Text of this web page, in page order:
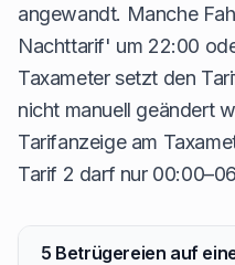
angewandt. Manche
Nachttarif' um 22:00
Taxameter setzt den
nicht manuell geändert
Tarifanzeige am
Tarif 2 darf nur
5 Betrügereien auf